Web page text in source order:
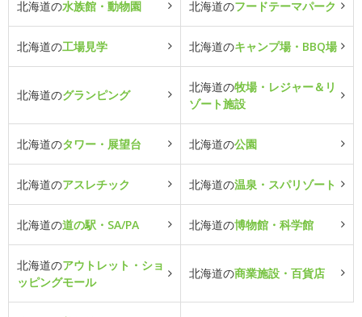
北海道の水族館・動物園 北海道のフードテーマパーク
北海道の工場見学 北海道のキャンプ場・BBQ場
北海道のグランピング
北海道の牧場・レジャー＆リ
ゾート施設
北海道のタワー・展望台 北海道の公園
北海道のアスレチック 北海道の温泉・スパリゾート
北海道の道の駅・SA/PA 北海道の博物館・科学館
北海道のアウトレット・ショ
ッピングモール
北海道の商業施設・百貨店